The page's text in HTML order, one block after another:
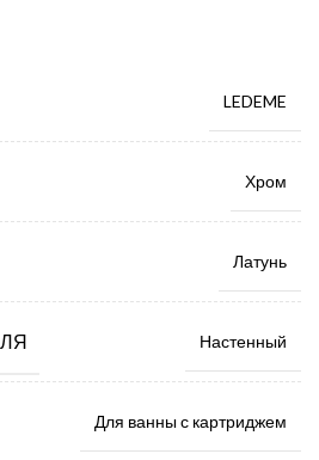
LEDEME
Хром
Латунь
Настенный
Для ванны с картриджем